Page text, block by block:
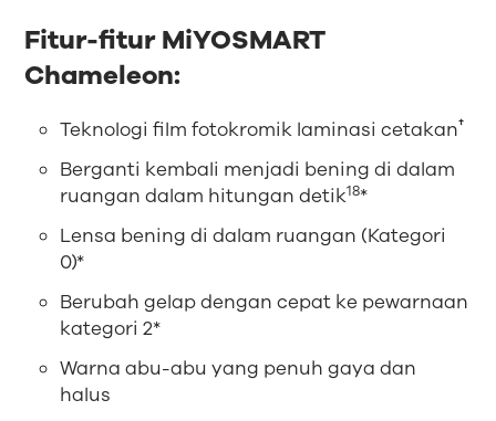
Fitur-fitur MiYOSMART
Chameleon:
Teknologi film fotokromik laminasi cetakan†
Berganti kembali menjadi bening di dalam
ruangan dalam hitungan detik18*
Lensa bening di dalam ruangan (Kategori
0)*
Berubah gelap dengan cepat ke pewarnaan
kategori 2*
Warna abu-abu yang penuh gaya dan
halus